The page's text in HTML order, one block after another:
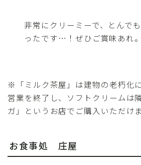
非常にクリーミーで、とんで
ったです…！ぜひご賞味あれ。
※「ミルク茶屋」は建物の老朽化
営業を終了し、ソフトクリームは
ガ」というお店でご購入いただけ
お食事処 庄屋